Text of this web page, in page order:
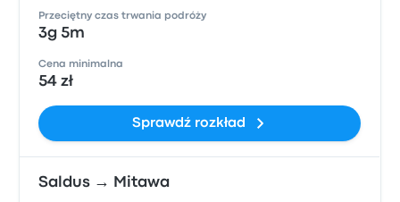
Przeciętny czas trwania podróży
3g 5m
Cena minimalna
54 zł
Sprawdź rozkład
Saldus → Mitawa